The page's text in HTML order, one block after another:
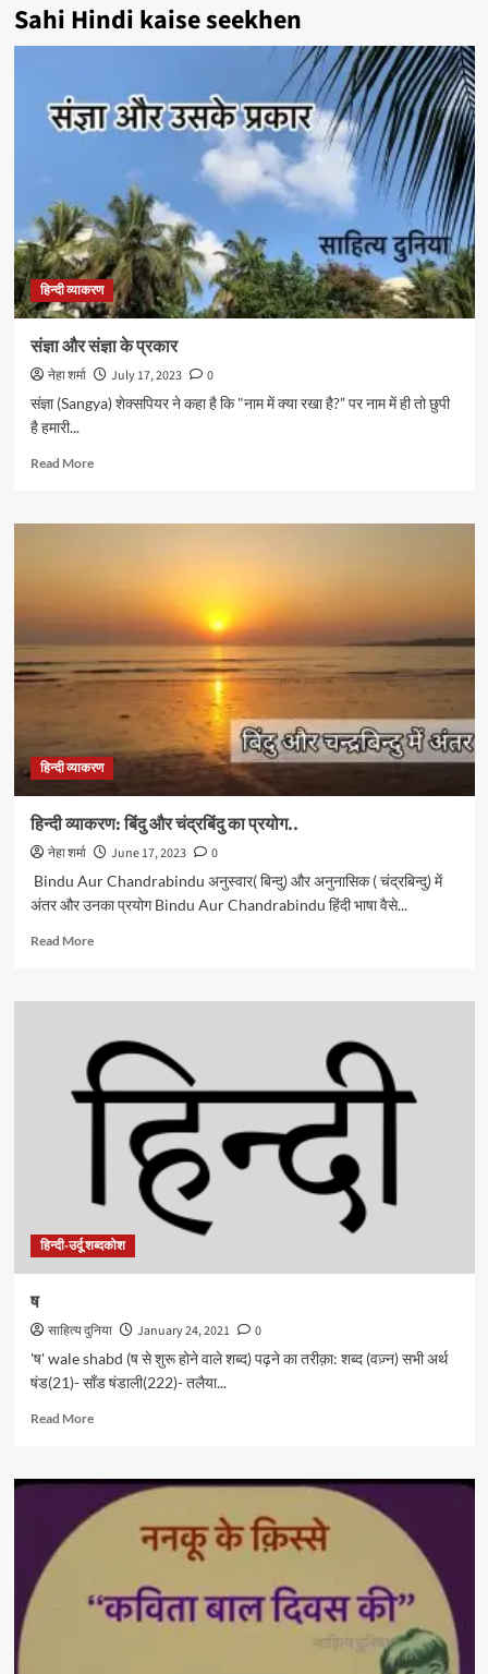
Sahi Hindi kaise seekhen
हिन्दी व्याकरण
संज्ञा और संज्ञा के प्रकार
नेहा शर्मा July 17, 2023
0
संज्ञा (Sangya) शेक्सपियर ने कहा है कि "नाम में क्या रखा है?” पर नाम में ही तो छुपी
है हमारी...
Read MoreRead
संज्ञा
हिन्दी व्याकरण
हिन्दी व्याकरण: बिंदु और चंद्रबिंदु का प्रयोग..
नेहा शर्मा June 17, 2023
0
Bindu Aur Chandrabindu अनुस्वार( बिन्दु) और अनुनासिक ( चंद्रबिन्दु) में
अंतर और उनका प्रयोग Bindu Aur Chandrabindu हिंदी भाषा वैसे...
Read MoreRead
हिन्दी
बिंदु
और
चंद्रबिंदु
का
हिन्दी-उर्दू शब्दकोश
ष
साहित्य दुनिया January 24, 2021
0
'ष' wale shabd (ष से शुरू होने वाले शब्द) पढ़ने का तरीक़ा: शब्द (वज़्न) सभी अर्थ
षंड(21)- साँड षंडाली(222)- तलैया...
Read MoreRead
ष